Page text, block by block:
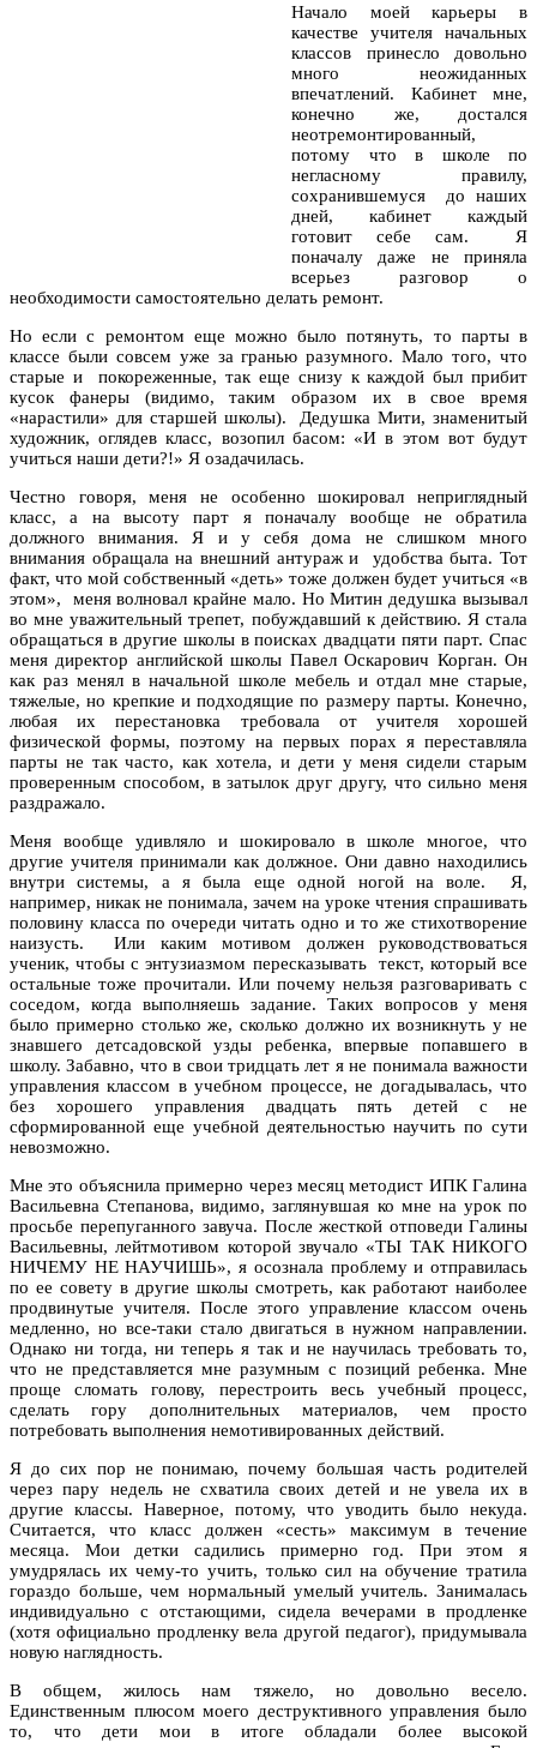
Начало моей карьеры в
качестве учителя начальных
классов принесло довольно
много неожиданных
впечатлений. Кабинет мне,
конечно же, достался
неотремонтированный,
потому что в школе по
негласному правилу,
сохранившемуся до наших
дней, кабинет каждый
готовит себе сам. Я
поначалу даже не приняла
всерьез разговор о
необходимости самостоятельно делать ремонт.
Но если с ремонтом еще можно было потянуть, то парты в
классе были совсем уже за гранью разумного. Мало того, что
старые и покореженные, так еще снизу к каждой был прибит
кусок фанеры (видимо, таким образом их в свое время
«нарастили» для старшей школы). Дедушка Мити, знаменитый
художник, оглядев класс, возопил басом: «И в этом вот будут
учиться наши дети?!» Я озадачилась.
Честно говоря, меня не особенно шокировал неприглядный
класс, а на высоту парт я поначалу вообще не обратила
должного внимания. Я и у себя дома не слишком много
внимания обращала на внешний антураж и удобства быта. Тот
факт, что мой собственный «деть» тоже должен будет учиться «в
этом», меня волновал крайне мало. Но Митин дедушка вызывал
во мне уважительный трепет, побуждавший к действию. Я стала
обращаться в другие школы в поисках двадцати пяти парт. Спас
меня директор английской школы Павел Оскарович Корган. Он
как раз менял в начальной школе мебель и отдал мне старые,
тяжелые, но крепкие и подходящие по размеру парты. Конечно,
любая их перестановка требовала от учителя хорошей
физической формы, поэтому на первых порах я переставляла
парты не так часто, как хотела, и дети у меня сидели старым
проверенным способом, в затылок друг другу, что сильно меня
раздражало.
Меня вообще удивляло и шокировало в школе многое, что
другие учителя принимали как должное. Они давно находились
внутри системы, а я была еще одной ногой на воле. Я,
например, никак не понимала, зачем на уроке чтения спрашивать
половину класса по очереди читать одно и то же стихотворение
наизусть. Или каким мотивом должен руководствоваться
ученик, чтобы с энтузиазмом пересказывать текст, который все
остальные тоже прочитали. Или почему нельзя разговаривать с
соседом, когда выполняешь задание. Таких вопросов у меня
было примерно столько же, сколько должно их возникнуть у не
знавшего детсадовской узды ребенка, впервые попавшего в
школу. Забавно, что в свои тридцать лет я не понимала важности
управления классом в учебном процессе, не догадывалась, что
без хорошего управления двадцать пять детей с не
сформированной еще учебной деятельностью научить по сути
невозможно.
Мне это объяснила примерно через месяц методист ИПК Галина
Васильевна Степанова, видимо, заглянувшая ко мне на урок по
просьбе перепуганного завуча. После жесткой отповеди Галины
Васильевны, лейтмотивом которой звучало «ТЫ ТАК НИКОГО
НИЧЕМУ НЕ НАУЧИШЬ», я осознала проблему и отправилась
по ее совету в другие школы смотреть, как работают наиболее
продвинутые учителя. После этого управление классом очень
медленно, но все-таки стало двигаться в нужном направлении.
Однако ни тогда, ни теперь я так и не научилась требовать то,
что не представляется мне разумным с позиций ребенка. Мне
проще сломать голову, перестроить весь учебный процесс,
сделать гору дополнительных материалов, чем просто
потребовать выполнения немотивированных действий.
Я до сих пор не понимаю, почему большая часть родителей
через пару недель не схватила своих детей и не увела их в
другие классы. Наверное, потому, что уводить было некуда.
Считается, что класс должен «сесть» максимум в течение
месяца. Мои детки садились примерно год. При этом я
умудрялась их чему-то учить, только сил на обучение тратила
гораздо больше, чем нормальный умелый учитель. Занималась
индивидуально с отстающими, сидела вечерами в продленке
(хотя официально продленку вела другой педагог), придумывала
новую наглядность.
В общем, жилось нам тяжело, но довольно весело.
Единственным плюсом моего деструктивного управления было
то, что дети мои в итоге обладали более высокой